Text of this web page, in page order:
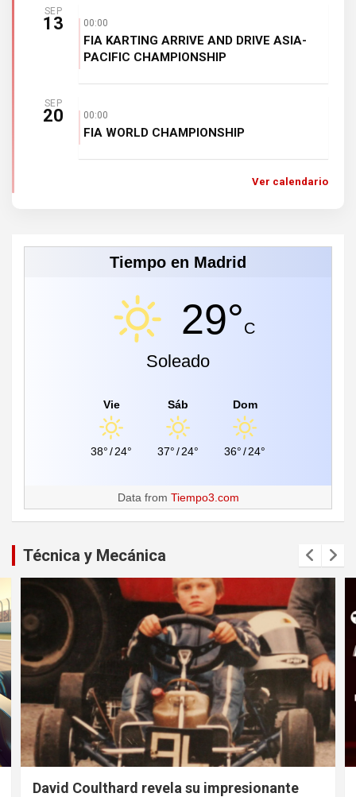
SEP
13 00:00
FIA KARTING ARRIVE AND DRIVE ASIA-
PACIFIC CHAMPIONSHIP
SEP
20 00:00
FIA WORLD CHAMPIONSHIP
Ver calendario
Tiempo en Madrid
29°C
Soleado
Vie
38°/24°
Sáb
37°/24°
Dom
36°/24°
Data from Tiempo3.com
Técnica y Mecánica
David Coulthard revela su impresionante